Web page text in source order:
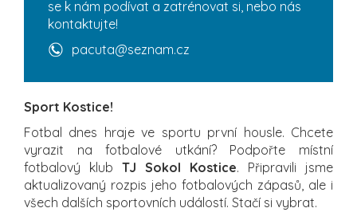
se k nám podívat a zatrénovat si, nebo nás
kontaktujte!
pacuta@seznam.cz
Sport Kostice!
Fotbal dnes hraje ve sportu první housle. Chcete
vyrazit na fotbalové utkání? Podpořte místní
fotbalový klub TJ Sokol Kostice. Připravili jsme
aktualizovaný rozpis jeho fotbalových zápasů, ale i
všech dalších sportovních událostí. Stačí si vybrat.